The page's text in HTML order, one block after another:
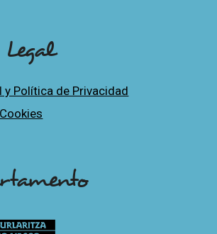
y Política de Privacidad